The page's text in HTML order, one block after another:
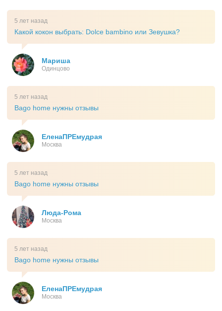
5 лет назад
Какой кокон выбрать: Dolce bambino или Зевушка?
Мариша
Одинцово
5 лет назад
Bago home нужны отзывы
ЕленаПРЕмудрая
Москва
5 лет назад
Bago home нужны отзывы
Люда-Рома
Москва
5 лет назад
Bago home нужны отзывы
ЕленаПРЕмудрая
Москва